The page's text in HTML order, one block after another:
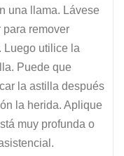
una llama. Lávese
para remover
Luego utilice la
Puede que
la astilla después
la herida. Aplique
muy profunda o